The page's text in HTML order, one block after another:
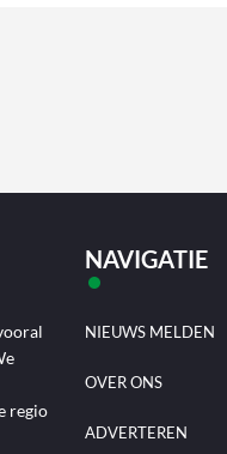
regio
NAVIGATIE
NIEUWS MELDEN
OVER ONS
ADVERTEREN